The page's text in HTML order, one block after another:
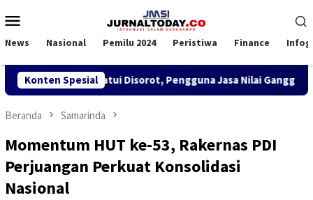
ke
Mobile
News Nasional Pemilu 2024 Peristiwa Finance
Konten Spesial
di KSOP Satui Disorot, Pengguna Jasa Nilai Ganggu
Beranda Samarinda
Momentum HUT ke-53, Rakernas PDI
Perjuangan Perkuat Konsolidasi
Nasional